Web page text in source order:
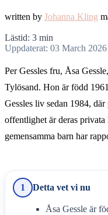
written by Johanna Kling
Lästid: 3 min
Uppdaterat: 03 March 2026
Per Gessles fru, Åsa
Tylösand. Hon är född
Gessles liv sedan 1984,
offentlighet är deras
gemensamma barn har
1 Detta vet vi nu
Åsa Gessle är